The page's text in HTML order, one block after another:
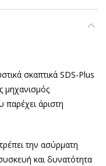
σκαπτικά SDS-Plus
μηχανισμός
παρέχει άριστη
την ασύρματη
και δυνατότητα